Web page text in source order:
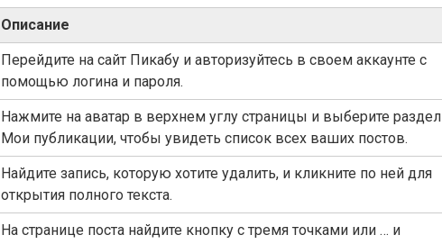
Описание
Перейдите на сайт Пикабу и авторизуйтесь в своем аккаунте с
помощью логина и пароля.
Нажмите на аватар в верхнем углу страницы и выберите раздел
Мои публикации, чтобы увидеть список всех ваших постов.
Найдите запись, которую хотите удалить, и кликните по ней для
открытия полного текста.
На странице поста найдите кнопку с тремя точками или … и